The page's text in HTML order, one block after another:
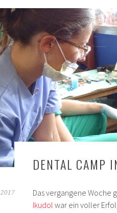
DENTAL CAMP
Das vergangene Woche
Ikudol war ein voller